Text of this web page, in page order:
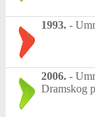
1993. -
2006. -
Dramskog